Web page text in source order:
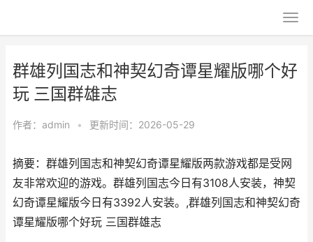
群雄列国志和神契幻奇谭星耀版哪个好
玩 三国群雄志
作者： admin • 更新时间：2026-05-29
摘要：群雄列国志和神契幻奇谭星耀版两款游戏都是受网
友非常欢迎的游戏。群雄列国志今日有3108人安装，神契
幻奇谭星耀版今日有3392人安装。,群雄列国志和神契幻奇
谭星耀版哪个好玩 三国群雄志